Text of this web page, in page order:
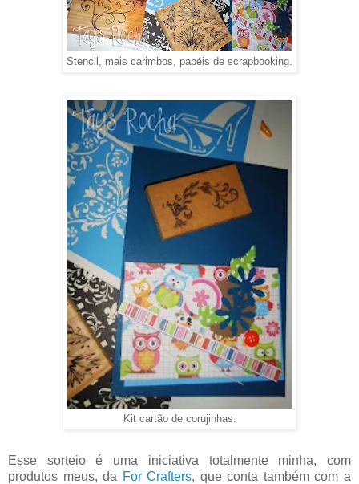
Stencil, mais carimbos, papéis de scrapbooking.
Kit cartão de corujinhas.
Esse sorteio é uma iniciativa totalmente minha, com
produtos meus, da For Crafters, que conta também com a